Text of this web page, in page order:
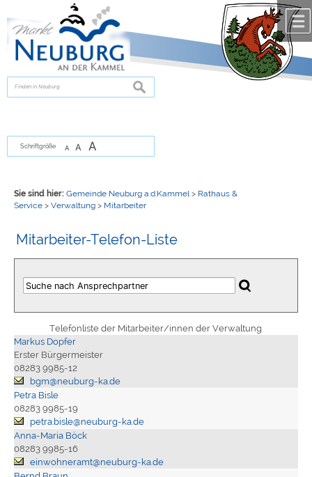
zur Navigationoder
springen.
suchen
Schriftgröße A A A
Sie sind hier: Gemeinde Neuburg a.d.Kammel > Rathaus &
Service> Verwaltung> Mitarbeiter
Mitarbeiter-Telefon-Liste
Telefonliste der Mitarbeiter/innen der Verwaltung
Markus Dopfer
Erster Bürgermeister
08283 9985-12
bgm@neuburg-ka.de
Petra Bisle
08283 9985-19
petra.bisle@neuburg-ka.de
Anna-Maria Böck
08283 9985-16
einwohneramt@neuburg-ka.de